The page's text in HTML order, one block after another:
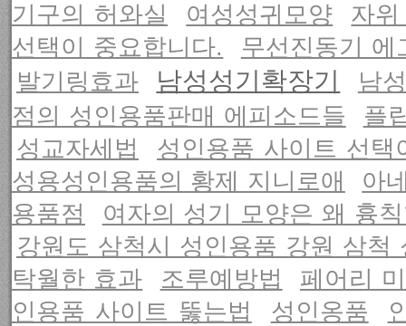
기구의 허와실
여성성귀모양
자
선택이 중요합니다.
무선진동기
발기링효과
남성성기확장기
남
점의 성인용품판매 에피소드들
플
성교자세법
성인용품 사이트 선
성용성인용품의 황제 지니로애
아
용품점
여자의 성기 모양은 왜 흉
강원도 삼척시 성인용품 강원 삼척
탁월한 효과
조루예방법
페어리
인용품 사이트 뚫는법
성인옹품